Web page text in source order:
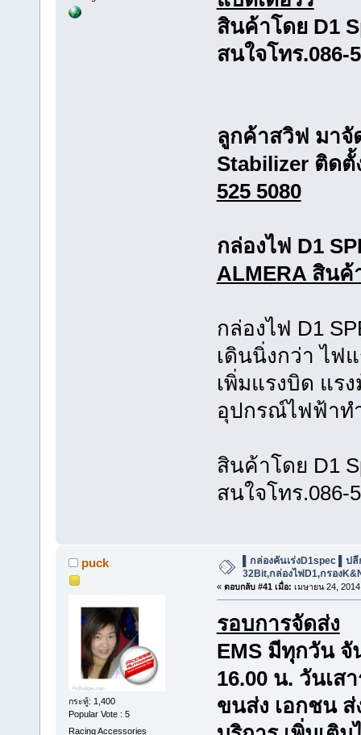
สินค้าโดย D1
สนใจโทร.086-
ลูกค้าสวิฟ มาจั
Stabilizer ติด
525 5080
กล่องไฟ D1
ALMERA สินค้
กล่องไฟ D1
เดินนิ่งกว่า ไฟ
เพิ่มแรงบิด แร
อุปกรณ์ไฟฟ้าท
สินค้าโดย D1
สนใจโทร.086-
puck
กระทู้: 1,400
Popular Vote : 5
Racing Accessories
▌กล่องคันเร่งD1spec ▌ปลี
32Bit,กล่องไฟD1,กรอง
« ตอบกลับ #41 เมื่อ: เมษายน 24,
รอบการจัดส่ง
EMS มีทุกวัน จั
16.00 น. วันเส
ขนส่ง เอกชน